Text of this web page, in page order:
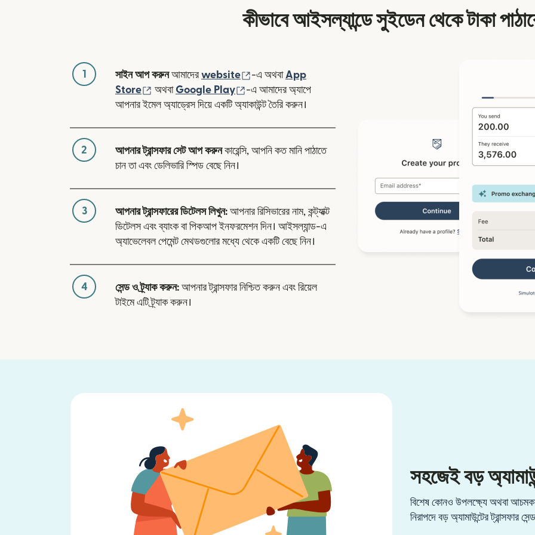
কীভাবে আইসল্যান্ডে সুইডেন থেকে টাকা
1 সাইন আপ করুনআমাদেরwebsite (নতুন উইন্ডোতে খুলবে)
-এ অথবা App
Store
(নতুন উইন্ডোতে খুলবে)
অথবা Google Play (নতুন উইন্ডোতে খুলবে)
-এ আমাদের অ্যাপে
আপনার ইমেল অ্যাড্রেস দিয়ে একটি অ্যাকাউন্ট তৈরি করুন।
2 আপনার ট্রান্সফার সেট আপ করুনকারেন্সি, আপনি কত মানি পাঠাতে
চান তা এবং ডেলিভারি স্পিড বেছে নিন।
3 আপনার ট্রান্সফারের ডিটেলস লিখুন: আপনার রিসিভারের নাম, কন্ট্যাক্ট
ডিটেলস এবং ব্যাংক বা পিকআপ ইনফরমেশন দিন। আইসল্যান্ড-এ
অ্যাভেলেবল পেমেন্ট মেথডগুলোর মধ্যে থেকে একটি বেছে নিন।
4 সেন্ড ও ট্র্যাক করুন: আপনার ট্রান্সফার নিশ্চিত করুন এবং রিয়েল
টাইমে এটি ট্র্যাক করুন।
সহজেই বড়
বিশেষ কোনও উপলক্ষ্যে অথবা
নিরাপদে বড় অ্যামাউন্টের ট্রান্সফার